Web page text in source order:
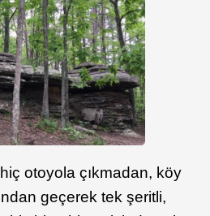
otoyola çıkmadan, köy
geçerek tek şeritli,